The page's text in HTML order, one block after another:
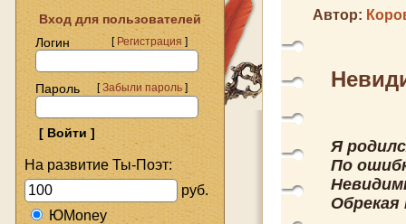
Вход для пользователей
Логин
[Регистрация]
Пароль [Забыли пароль]
На развитие Ты-Поэт:
руб.
ЮMoney
Автор:
Я
По